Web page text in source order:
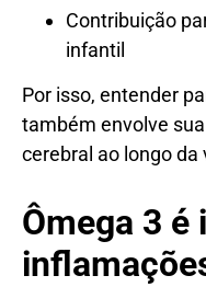
Contribuição
infantil
Por isso, entender
também envolve
cerebral ao longo da
Ômega 3 é